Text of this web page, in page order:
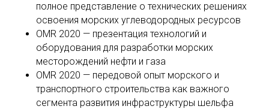
полное представление о технических решениях
освоения морских углеводородных ресурсов
OMR 2020 — презентация технологий и
оборудования для разработки морских
месторождений нефти и газа
OMR 2020 — передовой опыт морского и
транспортного строительства как важного
сегмента развития инфраструктуры шельфа